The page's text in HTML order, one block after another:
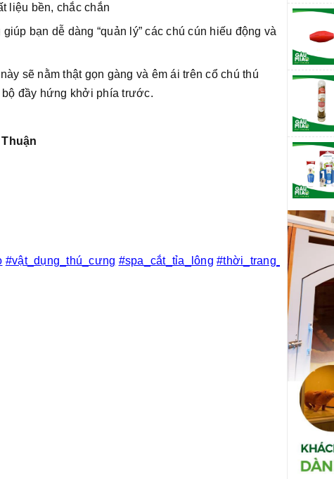
liệu bền, chắc chắn
bạn dễ dàng “quản lý” các chú cún hiếu động và
sẽ nằm thật gọn gàng và êm ái trên cổ chú thú
đầy hứng khởi phía trước.
#vật_dụng_thú_cưng #spa_cắt_tỉa_lông #thời_trang_thú_cưng